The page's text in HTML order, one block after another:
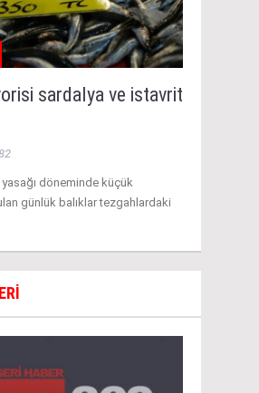
sardalya ve istavrit
döneminde küçük
günlük balıklar tezgahlardaki